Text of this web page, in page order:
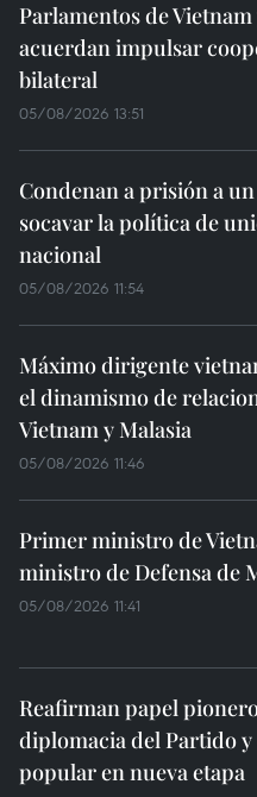
Parlamentos de
acuerdan impulsar
bilateral
05/08/2026 13:51
Condenan a prisión a
socavar la política de
nacional
05/08/2026 11:54
Máximo dirigente
el dinamismo de
Vietnam y Malasia
05/08/2026 11:46
Primer ministro de
ministro de Defensa de
05/08/2026 11:41
Reafirman papel
diplomacia del Partido
popular en nueva etapa